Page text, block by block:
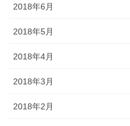
2018年6月
2018年5月
2018年4月
2018年3月
2018年2月